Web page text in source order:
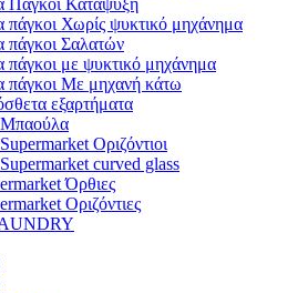
Πάγκοι Κατάψυξη
πάγκοι Χωρίς ψυκτικό μηχάνημα
πάγκοι Σαλατών
πάγκοι με ψυκτικό μηχάνημα
πάγκοι Με μηχανή κάτω
εξαρτήματα
Μπαούλα
Οριζόντιοι
curved glass
Όρθιες
Οριζόντιες